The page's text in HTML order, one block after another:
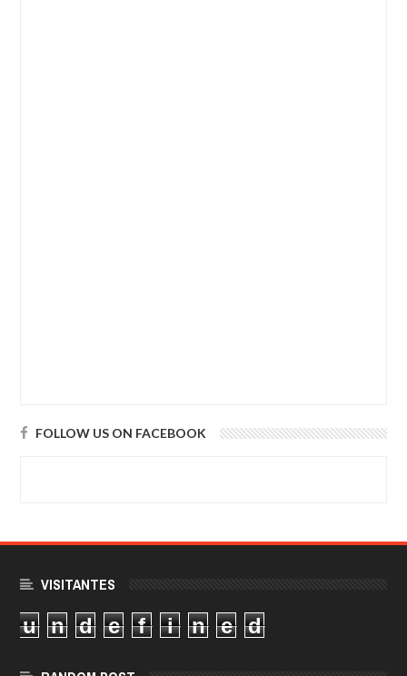
FOLLOW US ON FACEBOOK
VISITANTES
u n d e f i n e d